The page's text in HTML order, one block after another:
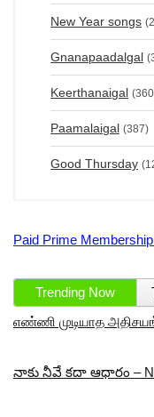
New Year songs
Gnanapaadalgal
Keerthanaigal
Paamalaigal (387)
Good Thursday
Paid Prime
Trending Now
எண்ணி முடியாத
నాకు నీవే కదా ఆధారం –